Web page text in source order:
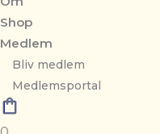
Shop
Medlem
Bliv medlem
Medlemsportal